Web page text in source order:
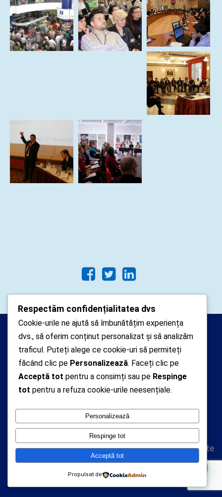
Arhipelago Interactive © 2010-
2024. Toate drepturile rezervate.
Datele cu caracter personal
colectate pe acest site sunt administrate de un
operator
Nationala de Supraveghere a Prelucrarii Datelor cu
Politica de confidentialitate
Politica cookie-uri
A.N.P.C.
Respectăm confidențialitatea dvs
Cookie-urile ne ajută să îmbunătățim experiența
dvs., să oferim conținut personalizat și să analizăm
traficul. Puteți alege ce cookie-uri să permiteți
făcând clic pe Personalizează. Faceți clic pe
Acceptă tot pentru a consimți sau pe Respinge
tot pentru a refuza cookie-urile neesențiale.
Personalizează
Respinge tot
Acceptă tot
Propulsat de